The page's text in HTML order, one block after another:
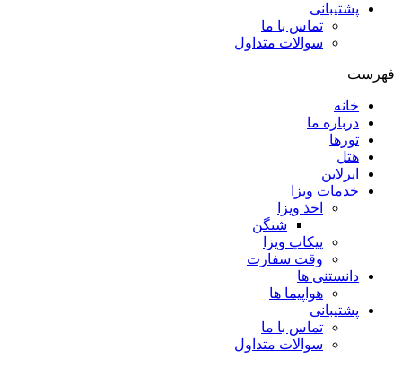
پشتیبانی
تماس با ما
سوالات متداول
فهرست
خانه
درباره ما
تورها
هتل
ایرلاین
خدمات ویزا
اخذ ویزا
شنگن
پیکاپ ویزا
وقت سفارت
دانستنی ها
هواپیما ها
پشتیبانی
تماس با ما
سوالات متداول